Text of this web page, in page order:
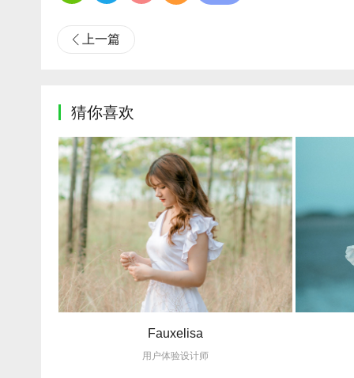
上一篇
猜你喜欢
Fauxelisa
用户体验设计师